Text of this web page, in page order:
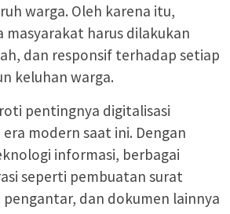
warga. Oleh karena itu,
masyarakat harus dilakukan
dan responsif terhadap setiap
keluhan warga.
pentingnya digitalisasi
modern saat ini. Dengan
informasi, berbagai
seperti pembuatan surat
dan dokumen lainnya